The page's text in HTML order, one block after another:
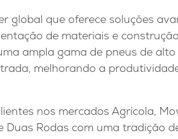
global que oferece soluções
de materiais e
ampla gama de pneus de
melhorando a
nos mercados Agrícola,
Duas Rodas com uma tradição